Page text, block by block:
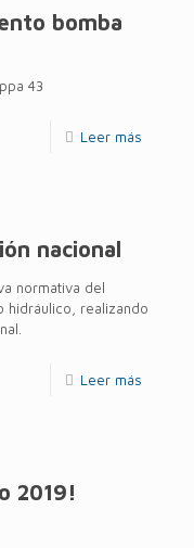
bomba
43
Leer más
nacional
normativa del
hidráulico, realizando
Leer más
2019!